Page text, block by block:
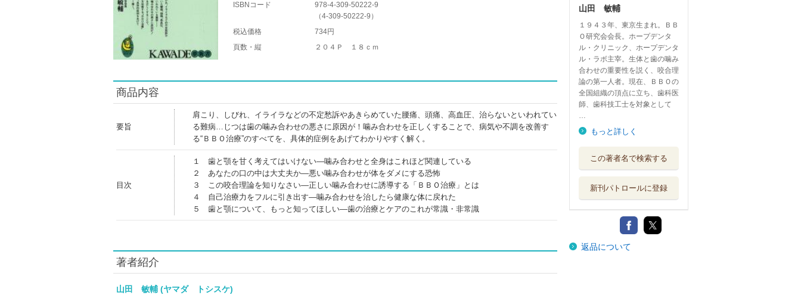
ISBNコード
978-4-309-50222-9
（4-309-50222-9 ）
税込価格
734円
頁数・縦
２０４Ｐ １８ｃｍ
商品内容
要旨
肩こり、しびれ、イライラなどの不定愁訴やあきらめていた腰痛、頭痛、高血圧、治らないといわれてい
る難病…じつは歯の噛み合わせの悪さに原因が！噛み合わせを正しくすることで、病気や不調を改善す
る“ＢＢＯ治療”のすべてを、具体的症例をあげてわかりやすく解く。
目次
１ 歯と顎を甘く考えてはいけない―噛み合わせと全身はこれほど関連している
２ あなたの口の中は大丈夫か―悪い噛み合わせが体をダメにする恐怖
３ この咬合理論を知りなさい―正しい噛み合わせに誘導する「ＢＢＯ治療」とは
４ 自己治療力をフルに引き出す―噛み合わせを治したら健康な体に戻れた
５ 歯と顎について、もっと知ってほしい―歯の治療とケアのこれが常識・非常識
著者紹介
山田 敏輔 (ヤマダ トシスケ)
山田 敏輔
１９４３年、東京生まれ。ＢＢ
Ｏ研究会会長。ホープデンタ
ル・クリニック、ホープデンタ
ル・ラボ主宰。生体と歯の噛み
合わせの重要性を説く、咬合理
論の第一人者。現在、ＢＢＯの
全国組織の頂点に立ち、歯科医
師、歯科技工士を対象として
…
もっと詳しく
この著者名で検索する
新刊パトロールに登録
返品について